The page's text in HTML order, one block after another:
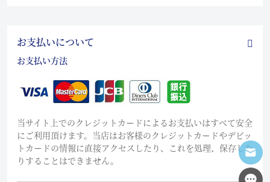
お支払いについて
お支払い方法
当サイト上でのクレジットカードによるお支払いはすべて安全
にご利用頂けます。当店はお客様のクレジットカードやデビッ
トカードの情報に直接アクセスしたり、これを処理、保存した
りすることはできません。